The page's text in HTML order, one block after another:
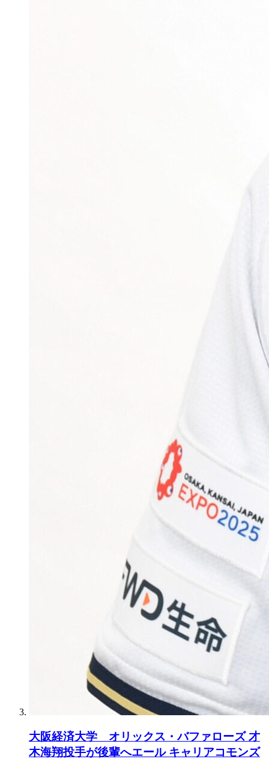
大阪経済大学 オリックス・バファローズ 才
木海翔投手が後輩へエール キャリアコモンズ